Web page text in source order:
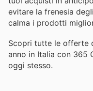
evitare la frenesia
calma i prodotti
Scopri tutte le offerte
anno in Italia con 365
oggi stesso.